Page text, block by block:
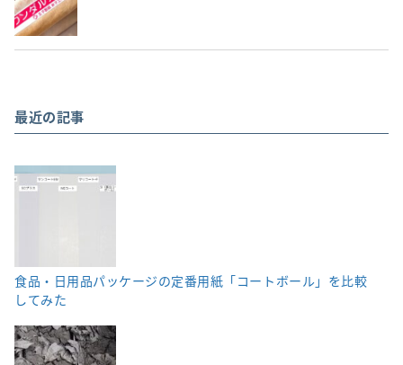
最近の記事
食品・日用品パッケージの定番用紙「コートボール」を比較
してみた